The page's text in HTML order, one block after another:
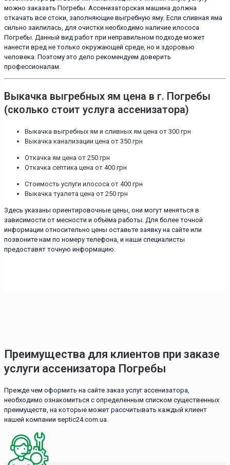
можно заказать Погребы. Ассенизаторская машина должна
откачать все стоки, заполняющие выгребную яму. Если сливная яма
сильно заилилась, для очистки необходимо наличие илососа
Погребы. Данный вид работ при неправильном подходе может
нанести вред не только окружающей среде, но и здоровью
человека. Поэтому это дело рекомендуем доверить
профессионалам.
Выкачка выгребных ям цена в г. Погребы
(сколько стоит услуга ассенизатора)
Выкачка выгребных ям и сливных ям цена от 300 грн
Выкачка канализации цена от 350 грн
Откачка ям цена от 250 грн
Откачка септика цена от 400 грн
Стоимость услуги илососа от 400 грн
Выкачка туалета цена от 250 грн
Здесь указаны ориентировочные цены, они могут меняться в
зависимости от месности и объёма работы. Для более точной
информации относительно цены оставьте заявку на сайте или
позвоните нам по номеру телефона, и наши специалисты
предоставят точную информацию.
Преимущества для клиентов при заказе
услуги ассенизатора Погребы
Прежде чем оформить на сайте заказ услуг ассенизатора,
необходимо ознакомиться с определенным списком существенных
преимуществ, на которые может рассчитывать каждый клиент
нашей компании septic24.com.ua.